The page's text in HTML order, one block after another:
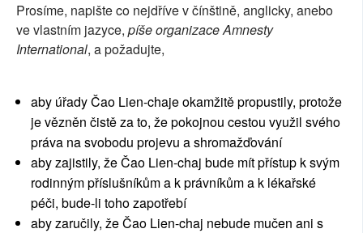
Prosíme, napište co nejdříve v čínštině, anglicky, anebo
ve vlastním jazyce, píše organizace Amnesty
International, a požadujte,
aby úřady Čao Lien-chaje okamžitě propustily, protože
je vězněn čistě za to, že pokojnou cestou využil svého
práva na svobodu projevu a shromažďování
aby zajistily, že Čao Lien-chaj bude mít přístup k svým
rodinným příslušníkům a k právníkům a k lékařské
péči, bude-li toho zapotřebí
aby zaručily, že Čao Lien-chaj nebude mučen ani s